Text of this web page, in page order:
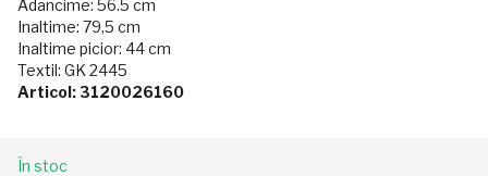
Adancime: 56.5 cm
Inaltime: 79,5 cm
Inaltime picior: 44 cm
Textil: GK 2445
Articol: 3120026160
În stoc